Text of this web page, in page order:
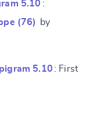
5.10 :
(76)
by
5.10 : First